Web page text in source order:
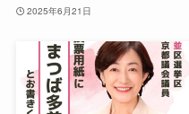
2025年6月21日